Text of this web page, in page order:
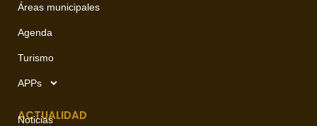
Áreas municipales
Agenda
Turismo
APPs
ACTUALIDAD
Noticias